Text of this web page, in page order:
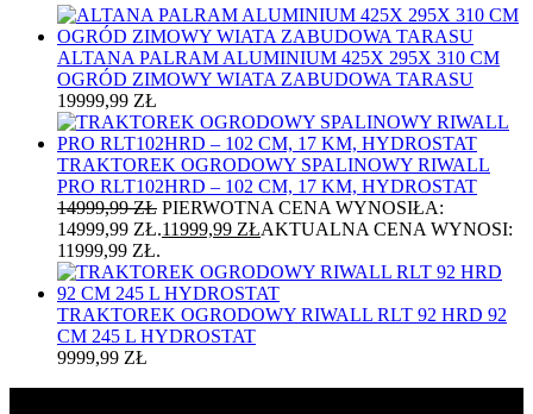
ALTANA PALRAM ALUMINIUM 425X 295X 310 CM
OGRÓD ZIMOWY WIATA ZABUDOWA TARASU
19999,99 ZŁ
TRAKTOREK OGRODOWY SPALINOWY RIWALL
PRO RLT102HRD – 102 CM, 17 KM, HYDROSTAT
14999,99ZŁ PIERWOTNA CENA WYNOSIŁA:
14999,99 ZŁ.11999,99 ZŁAKTUALNA CENA WYNOSI:
11999,99 ZŁ.
TRAKTOREK OGRODOWY RIWALL RLT 92 HRD 92
CM 245 L HYDROSTAT
9999,99 ZŁ